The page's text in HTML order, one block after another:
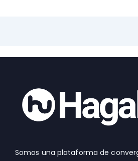
Somos una plataforma de